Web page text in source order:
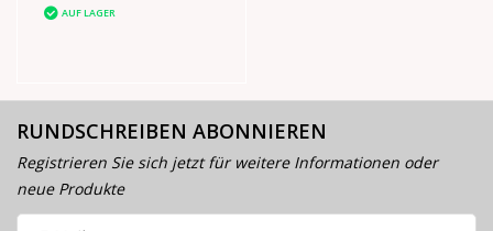
AUF LAGER
RUNDSCHREIBEN ABONNIEREN
Registrieren Sie sich jetzt für weitere Informationen oder
neue Produkte